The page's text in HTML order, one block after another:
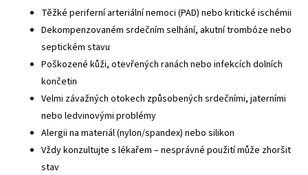
Těžké periferní arteriální nemoci (PAD) nebo kritické ischémii
Dekompenzovaném srdečním selhání, akutní trombóze nebo
septickém stavu
Poškozené kůži, otevřených ranách nebo infekcích dolních
končetin
Velmi závažných otokech způsobených srdečními, jaterními
nebo ledvinovými problémy
Alergii na materiál (nylon/spandex) nebo silikon
Vždy konzultujte s lékařem – nesprávné použití může zhoršit
stav